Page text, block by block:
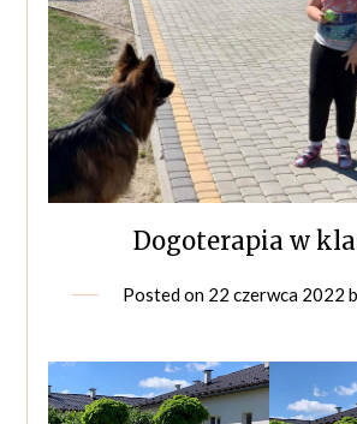
Dogoterapia w
Posted on 22 czerwca 2022